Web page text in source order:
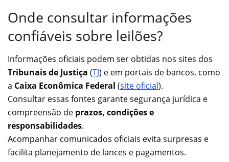
Onde consultar informações
confiáveis sobre leilões?
Informações oficiais podem ser obtidas nos sites dos
Tribunais de Justiça (TJ) e em portais de bancos, como
a Caixa Econômica Federal (site oficial).
Consultar essas fontes garante segurança jurídica e
compreensão de prazos, condições e
responsabilidades.
Acompanhar comunicados oficiais evita surpresas e
facilita planejamento de lances e pagamentos.